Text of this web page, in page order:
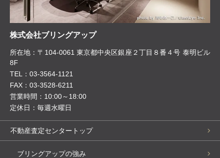
株式会社ブリングアップ
所在地：〒104-0061 東京都中央区銀座２丁目８番４号 泰明ビル
8F
TEL：03-3564-1121
FAX：03-3528-6211
営業時間：10:00～18:00
定休日：毎週水曜日
不動産査定センタートップ
ブリングアップの強み